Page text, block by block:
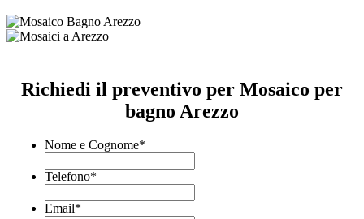
Richiedi il preventivo per Mosaico per
bagno Arezzo
Nome e Cognome*
Telefono*
Email*